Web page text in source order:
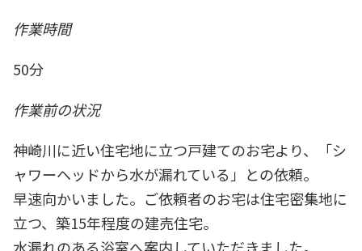
作業時間
50分
作業前の状況
神崎川に近い住宅地に立つ戸建てのお宅より、「シ
ャワーヘッドから水が漏れている」との依頼。
早速向かいました。ご依頼者のお宅は住宅密集地に
立つ、築15年程度の建売住宅。